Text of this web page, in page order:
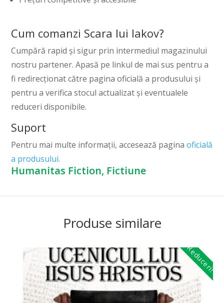
Cum comanzi Scara lui Iakov?
Cumpără rapid și sigur prin intermediul magazinului
nostru partener. Apasă pe linkul de mai sus pentru a
fi redirecționat către pagina oficială a produsului și
pentru a verifica stocul actualizat și eventualele
reduceri disponibile.
Suport
Pentru mai multe informații, accesează paginaoficială
a produsului.
Humanitas Fiction, Fictiune
Produse similare
Reduceri!